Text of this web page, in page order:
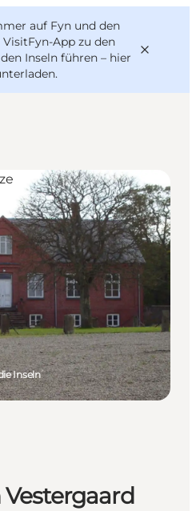
auf Fyn und den
VisitFyn-App zu den
Inseln führen – hier
.
Inseln